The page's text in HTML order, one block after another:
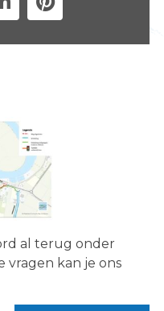
al terug onder
vragen kan je ons